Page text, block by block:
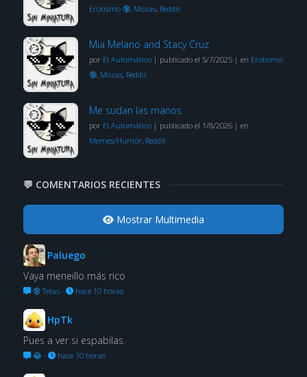
Erotismo 🔞, Mozas, Reddit
Mia Melano and Stacy Cruz
por El Automático| publicado el 5/7/2025| en Erotismo
🔞, Mozas, Reddit
Me sudan las manos
por El Automático| publicado el 1/8/2026| en
Memes/Humor, Reddit
💬 COMENTARIOS RECIENTES
Mostrar Multimedia
Paluego
Vaya meneillo más rico
🔞 Tetas· hace 10 horas
HpTk
Pues a ver si espabilas.
😂· hace 10 horas